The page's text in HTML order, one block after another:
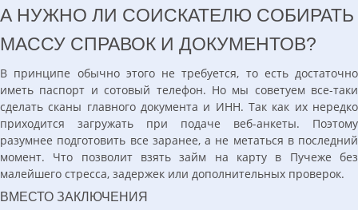
А НУЖНО ЛИ СОИСКАТЕЛЮ СОБИРАТЬ
МАССУ СПРАВОК И ДОКУМЕНТОВ?
В принципе обычно этого не требуется, то есть достаточно
иметь паспорт и сотовый телефон. Но мы советуем все-таки
сделать сканы главного документа и ИНН. Так как их нередко
приходится загружать при подаче веб-анкеты. Поэтому
разумнее подготовить все заранее, а не метаться в последний
момент. Что позволит взять займ на карту в Пучеже без
малейшего стресса, задержек или дополнительных проверок.
ВМЕСТО ЗАКЛЮЧЕНИЯ